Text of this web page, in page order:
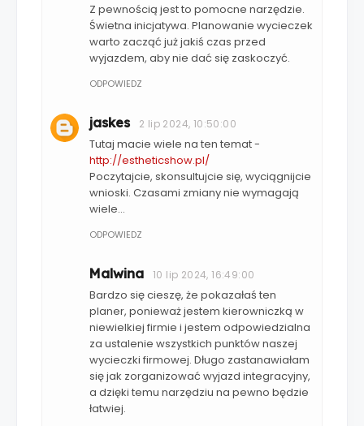
Z pewnością jest to pomocne narzędzie.
Świetna inicjatywa. Planowanie wycieczek
warto zacząć już jakiś czas przed
wyjazdem, aby nie dać się zaskoczyć.
ODPOWIEDZ
jaskes 2 lip 2024, 10:50:00
Tutaj macie wiele na ten temat -
http://estheticshow.pl/
Poczytajcie, skonsultujcie się, wyciągnijcie
wnioski. Czasami zmiany nie wymagają
wiele...
ODPOWIEDZ
Malwina 10 lip 2024, 16:49:00
Bardzo się cieszę, że pokazałaś ten
planer, ponieważ jestem kierowniczką w
niewielkiej firmie i jestem odpowiedzialna
za ustalenie wszystkich punktów naszej
wycieczki firmowej. Długo zastanawiałam
się jak zorganizować wyjazd integracyjny,
a dzięki temu narzędziu na pewno będzie
łatwiej.